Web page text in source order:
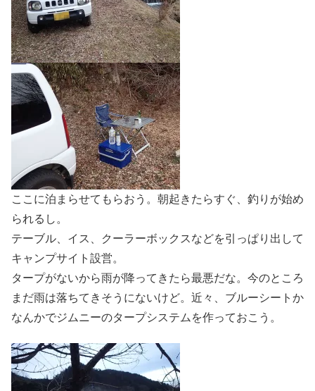
ここに泊まらせてもらおう。朝起きたらすぐ、釣りが始め
られるし。
テーブル、イス、クーラーボックスなどを引っぱり出して
キャンプサイト設営。
タープがないから雨が降ってきたら最悪だな。今のところ
まだ雨は落ちてきそうにないけど。近々、ブルーシートか
なんかでジムニーのタープシステムを作っておこう。